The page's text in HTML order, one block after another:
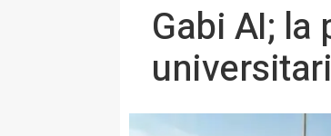
Gabi AI;